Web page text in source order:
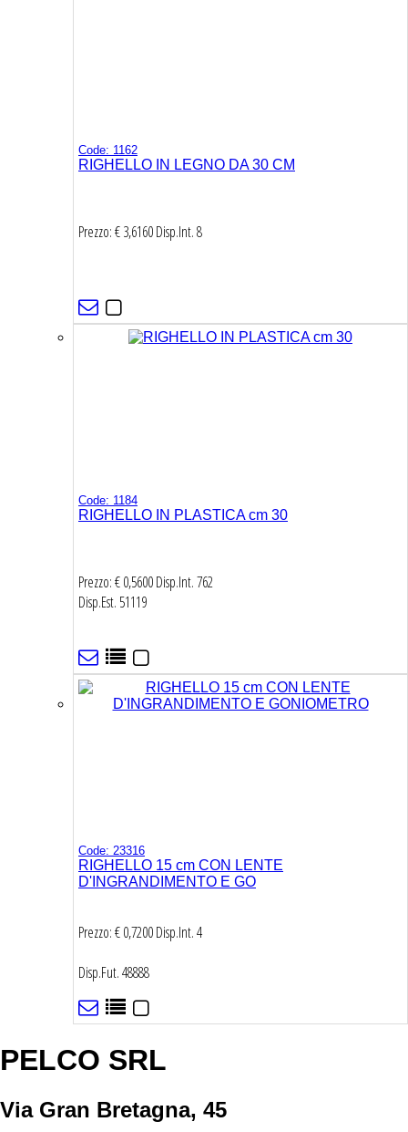
Code: 1162
RIGHELLO IN LEGNO DA 30 CM
Prezzo: € 3,6160Disp.Int.8
Code: 1184
RIGHELLO IN PLASTICA cm 30
Prezzo: € 0,5600Disp.Int.762
Disp.Est. 51119
Code: 23316
RIGHELLO 15 cm CON LENTE
D'INGRANDIMENTO E GO
Prezzo: € 0,7200Disp.Int.4
Disp.Fut.48888
PELCO SRL
Via Gran Bretagna, 45